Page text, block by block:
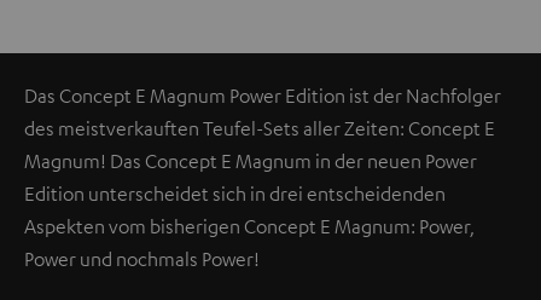
Das Concept E Magnum Power Edition ist der Nachfolger
des meistverkauften Teufel-Sets aller Zeiten: Concept E
Magnum! Das Concept E Magnum in der neuen Power
Edition unterscheidet sich in drei entscheidenden
Aspekten vom bisherigen Concept E Magnum: Power,
Power und nochmals Power!